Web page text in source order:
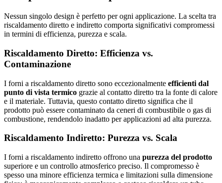
Nessun singolo design è perfetto per ogni applicazione. La scelta tra
riscaldamento diretto e indiretto comporta significativi compromessi
in termini di efficienza, purezza e scala.
Riscaldamento Diretto: Efficienza vs.
Contaminazione
I forni a riscaldamento diretto sono eccezionalmente efficienti dal
punto di vista termico grazie al contatto diretto tra la fonte di calore
e il materiale. Tuttavia, questo contatto diretto significa che il
prodotto può essere contaminato da ceneri di combustibile o gas di
combustione, rendendolo inadatto per applicazioni ad alta purezza.
Riscaldamento Indiretto: Purezza vs. Scala
I forni a riscaldamento indiretto offrono una purezza del prodotto
superiore e un controllo atmosferico preciso. Il compromesso è
spesso una minore efficienza termica e limitazioni sulla dimensione